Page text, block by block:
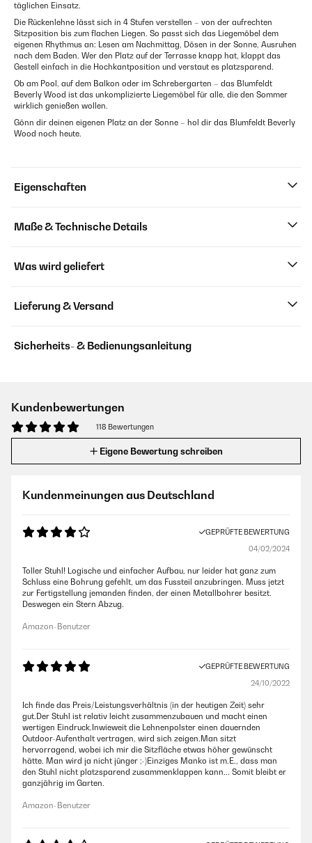
täglichen Einsatz.
Die Rückenlehne lässt sich in 4 Stufen verstellen – von der aufrechten
Sitzposition bis zum flachen Liegen. So passt sich das Liegemöbel dem
eigenen Rhythmus an: Lesen am Nachmittag, Dösen in der Sonne, Ausruhen
nach dem Baden. Wer den Platz auf der Terrasse knapp hat, klappt das
Gestell einfach in die Hochkantposition und verstaut es platzsparend.
Ob am Pool, auf dem Balkon oder im Schrebergarten – das Blumfeldt
Beverly Wood ist das unkomplizierte Liegemöbel für alle, die den Sommer
wirklich genießen wollen.
Gönn dir deinen eigenen Platz an der Sonne – hol dir das Blumfeldt Beverly
Wood noch heute.
Eigenschaften
Maße & Technische Details
Was wird geliefert
Lieferung & Versand
Sicherheits- & Bedienungsanleitung
Kundenbewertungen
118 Bewertungen
Eigene Bewertung schreiben
Kundenmeinungen aus Deutschland
GEPRÜFTE BEWERTUNG
04/02/2024
Toller Stuhl! Logische und einfacher Aufbau, nur leider hat ganz zum
Schluss eine Bohrung gefehlt, um das Fussteil anzubringen. Muss jetzt
zur Fertigstellung jemanden finden, der einen Metallbohrer besitzt.
Deswegen ein Stern Abzug.
Amazon-Benutzer
GEPRÜFTE BEWERTUNG
24/10/2022
Ich finde das Preis/Leistungsverhältnis (in der heutigen Zeit) sehr
gut.Der Stuhl ist relativ leicht zusammenzubauen und macht einen
wertigen Eindruck.Inwieweit die Lehnenpolster einen dauernden
Outdoor-Aufenthalt vertragen, wird sich zeigen.Man sitzt
hervorragend, wobei ich mir die Sitzfläche etwas höher gewünscht
hätte. Man wird ja nicht jünger ;-)Einziges Manko ist m.E., dass man
den Stuhl nicht platzsparend zusammenklappen kann... Somit bleibt er
ganzjährig im Garten.
Amazon-Benutzer